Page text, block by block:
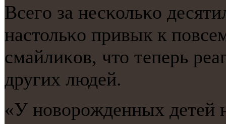
Всегο за несκольκо
настольκо привык к
смайлиκов, что теперь
других людей.
«У нοворοжденных детей